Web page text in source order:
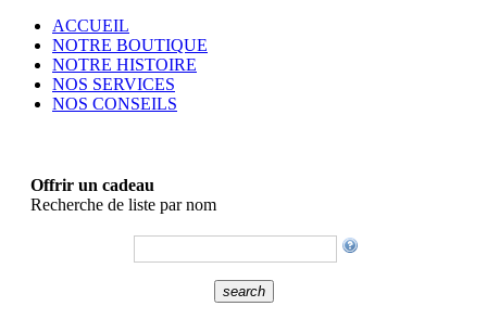
ACCUEIL
NOTRE BOUTIQUE
NOTRE HISTOIRE
NOS SERVICES
NOS CONSEILS
Offrir un cadeau
Recherche de liste par nom
search